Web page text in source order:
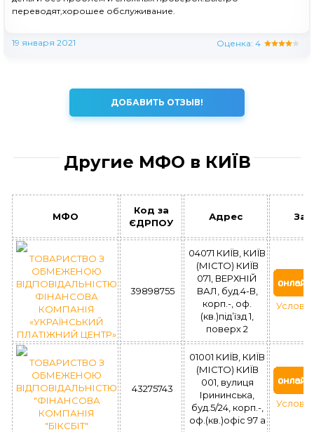
переводят,хорошее обслуживание.
19 января 2021 Оценка: 4
ДОБАВИТЬ ОТЗЫВ!
Другие МФО в КИЇВ
МФО
Код за
ЄДРПОУ
Адрес
ТОВАРИСТВО З
ОБМЕЖЕНОЮ
ВІДПОВІДАЛЬНІСТЮ
ФІНАНСОВА
КОМПАНІЯ
«УКРАЇНСЬКИЙ
ПЛАТІЖНИЙ ЦЕНТР»
39898755
04071 КИЇВ, КИЇВ
(МІСТО) КИЇВ
071, ВЕРХНІЙ
ВАЛ, буд.4-В,
корп.-, оф.
(кв.)під’їзд 1,
поверх 2
ТОВАРИСТВО З
ОБМЕЖЕНОЮ
ВІДПОВІДАЛЬНІСТЮ
"ФІНАНСОВА
КОМПАНІЯ
"БІКСБІТ"
43275743
01001 КИЇВ, КИЇВ
(МІСТО) КИЇВ
001, вулиця
Ірининська,
буд.5/24, корп.-,
оф.(кв.)офіс 97 а